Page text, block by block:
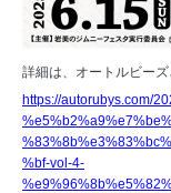
詳細は、オートルビー
https://autorubys.com/
%bf-vol-4-